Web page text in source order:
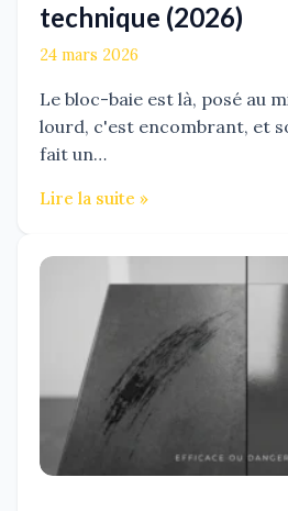
technique (2026)
24 mars 2026
Le bloc-baie est là, posé au
lourd, c'est encombrant, et
fait un…
Lire la suite »